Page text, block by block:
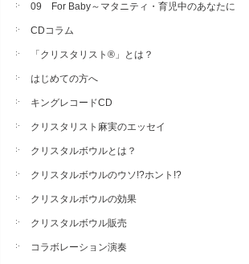
09 For Baby～マタニティ・育児中のあなたに
CDコラム
「クリスタリスト®」とは？
はじめての方へ
キングレコードCD
クリスタリスト麻実のエッセイ
クリスタルボウルとは？
クリスタルボウルのウソ!?ホント!?
クリスタルボウルの効果
クリスタルボウル販売
コラボレーション演奏